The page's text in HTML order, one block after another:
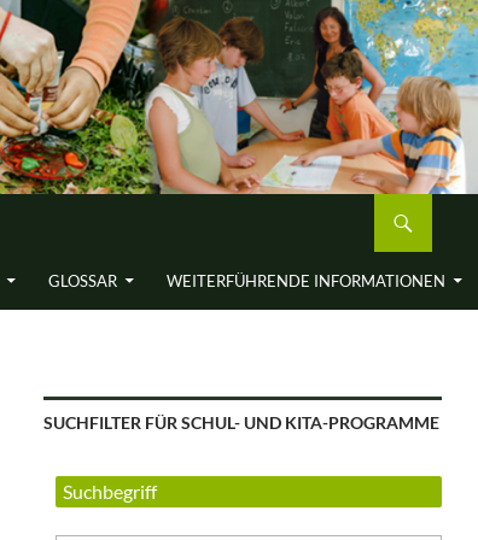
GLOSSAR WEITERFÜH­RENDE INFORMA­TIONEN
SUCHFILTER FÜR SCHUL- UND KITA-PROGRAMME